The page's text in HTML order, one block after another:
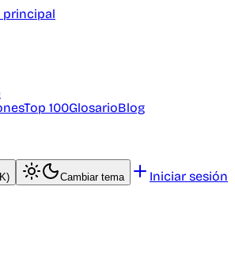
principal
Top 100GlosarioBlog
Cambiar tema Iniciar sesión